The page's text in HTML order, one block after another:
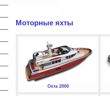
Моторные яхты
Охта 2000